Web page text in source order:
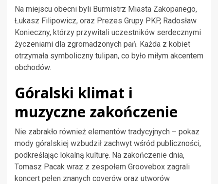
Na miejscu obecni byli Burmistrz Miasta Zakopanego,
Łukasz Filipowicz, oraz Prezes Grupy PKP, Radosław
Konieczny, którzy przywitali uczestników serdecznymi
życzeniami dla zgromadzonych pań. Każda z kobiet
otrzymała symboliczny tulipan, co było miłym akcentem
obchodów.
Góralski klimat i
muzyczne zakończenie
Nie zabrakło również elementów tradycyjnych – pokaz
mody góralskiej wzbudził zachwyt wśród publiczności,
podkreślając lokalną kulturę. Na zakończenie dnia,
Tomasz Pacak wraz z zespołem Groovebox zagrali
koncert pełen znanych coverów oraz utworów